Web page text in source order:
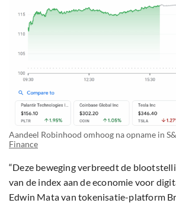
Aandeel Robinhood omhoog na opname in
Finance
“Deze beweging verbreedt de
van de index aan de economie voor
Edwin Mata van tokenisatie-platform